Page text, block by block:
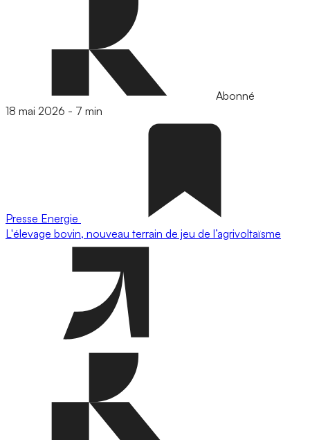
Abonné
18 mai 2026 - 7 min
Presse Energie
L'élevage bovin, nouveau terrain de jeu de l’agrivoltaïsme